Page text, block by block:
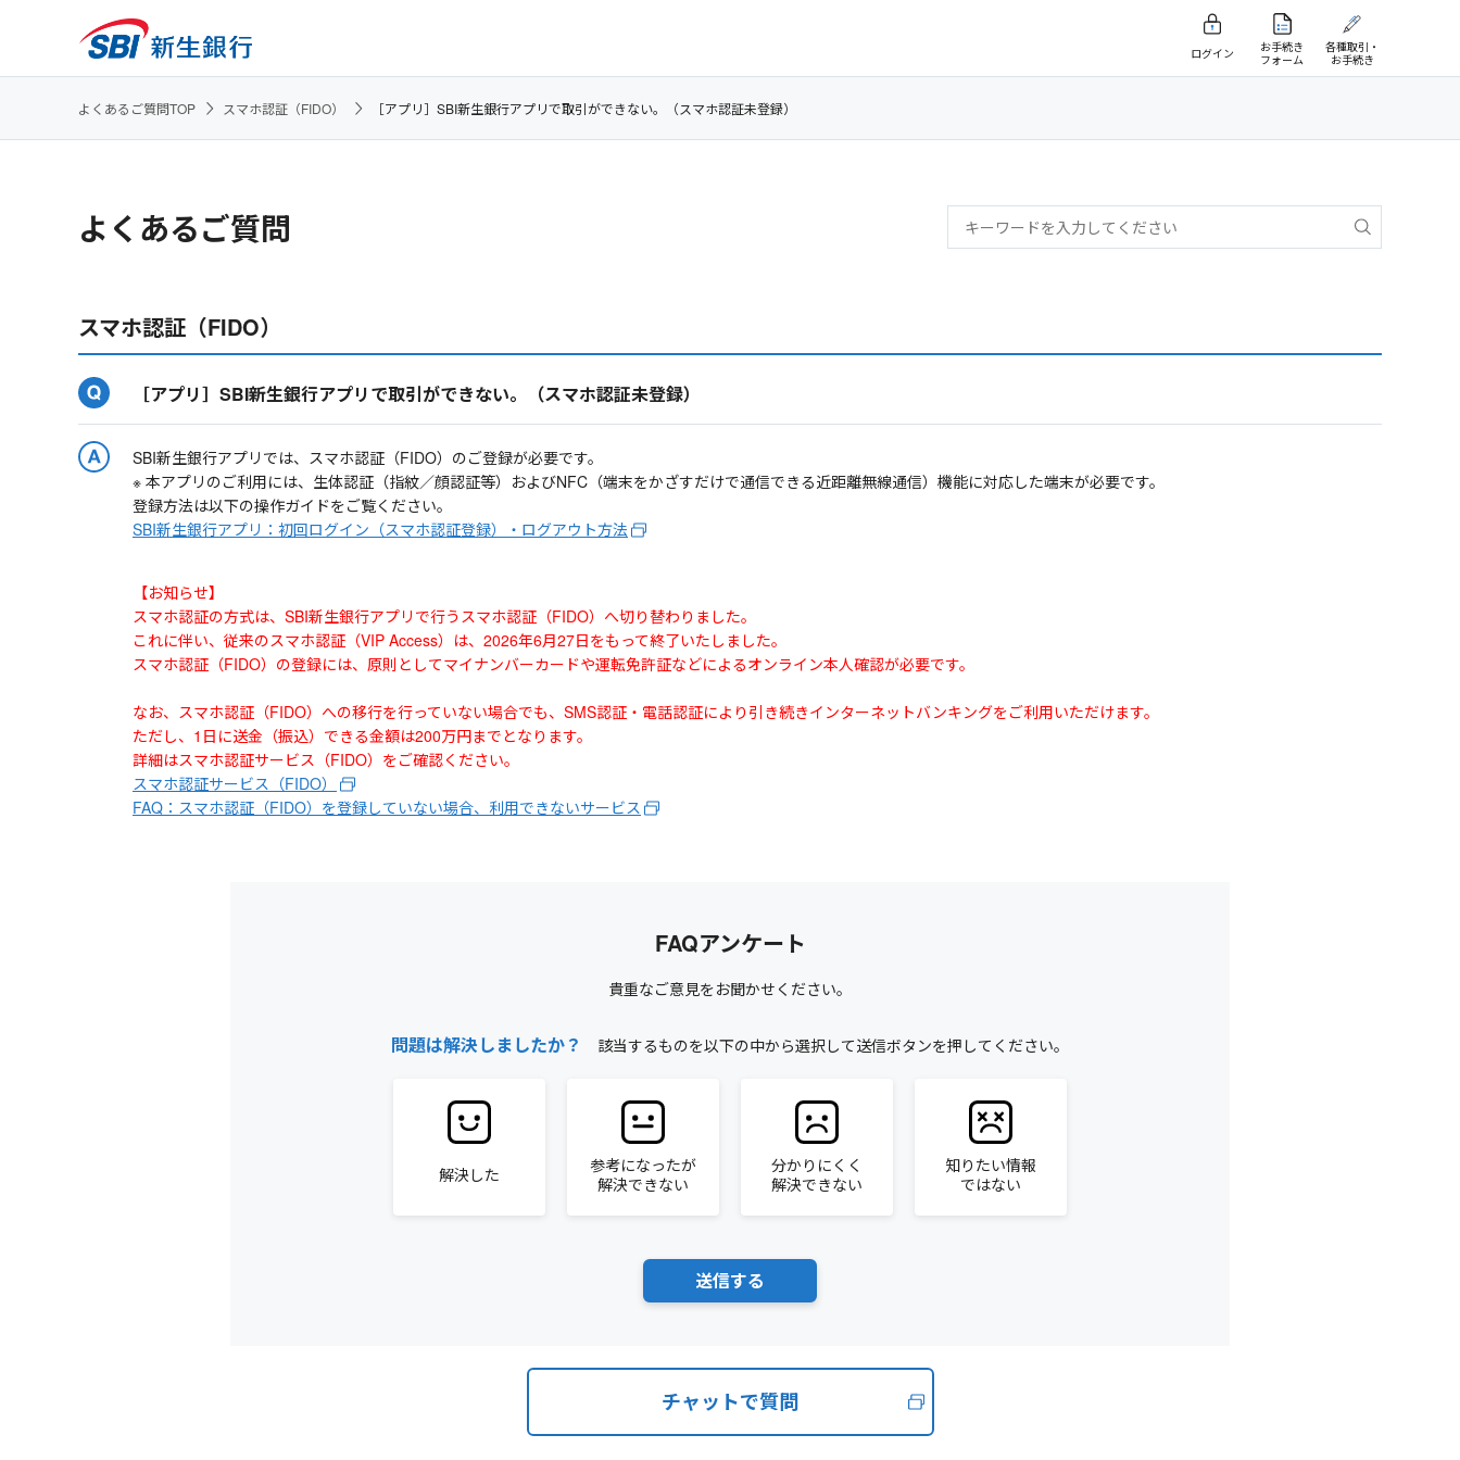
ログイン
お手続き
フォーム
各種取引・
お手続き
よくあるご質問TOP スマホ認証（FIDO） ［アプリ］SBI新生銀行アプリで取引ができない。（スマホ認証未登録）
よくあるご質問
スマホ認証（FIDO）
［アプリ］SBI新生銀行アプリで取引ができない。（スマホ認証未登録）
SBI新生銀行アプリでは、スマホ認証（FIDO）のご登録が必要です。
※ 本アプリのご利用には、生体認証（指紋／顔認証等）およびNFC（端末をかざすだけで通信できる近距離無線通信）機能に対応した端末が必要です。
登録方法は以下の操作ガイドをご覧ください。
SBI新生銀行アプリ：初回ログイン（スマホ認証登録）・ログアウト方法
【お知らせ】
スマホ認証の方式は、SBI新生銀行アプリで行うスマホ認証（FIDO）へ切り替わりました。
これに伴い、従来のスマホ認証（VIP Access）は、2026年6月27日をもって終了いたしました。
スマホ認証（FIDO）の登録には、原則としてマイナンバーカードや運転免許証などによるオンライン本人確認が必要です。
なお、スマホ認証（FIDO）への移行を行っていない場合でも、SMS認証・電話認証により引き続きインターネットバンキングをご利用いただけます。
ただし、1日に送金（振込）できる金額は200万円までとなります。
詳細はスマホ認証サービス（FIDO）をご確認ください。
スマホ認証サービス（FIDO）
FAQ：スマホ認証（FIDO）を登録していない場合、利用できないサービス
FAQアンケート
貴重なご意見をお聞かせください。
問題は解決しましたか？ 該当するものを以下の中から選択して送信ボタンを押してください。
解決した
参考になったが
解決できない
分かりにくく
解決できない
知りたい情報
ではない
チャットで質問